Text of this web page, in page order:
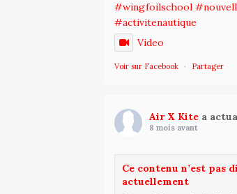
#wingfoilschool
#activitenautique
Video
Voir sur Facebook · Partager
Air X Kite a
8 mois avant
Ce contenu n’est pas
actuellement